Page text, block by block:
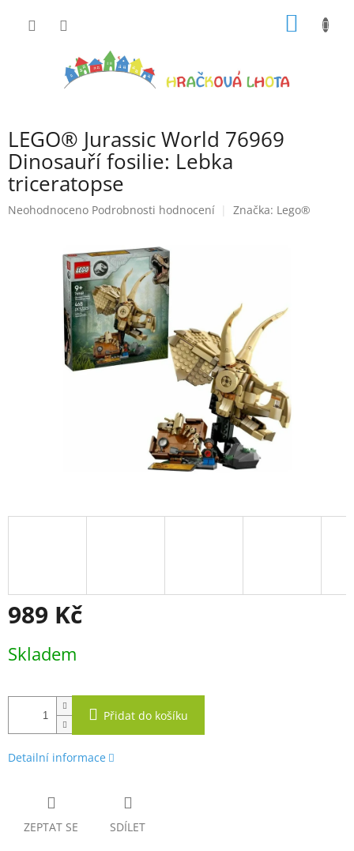
LEGO® Jurassic World 76969
Dinosauří fosilie: Lebka
triceratopse
Průměrné
Neohodnoceno Podrobnosti hodnocení Značka: Lego®
989 Kč
cena:
Skladem
Přidat do košíku
Detailní informace
ZEPTAT SE SDÍLET